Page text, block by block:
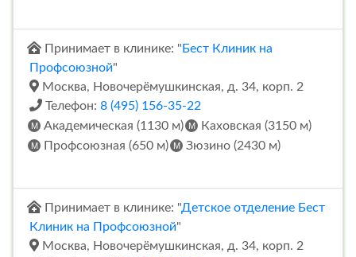
Принимает в клинике: " Бест Клиник на
Профсоюзной"
Москва, Новочерёмушкинская, д. 34, корп. 2
Телефон: 8 (495) 156-35-22
Академическая (1130 м)
Каховская (3150 м)
Профсоюзная (650 м)
Зюзино (2430 м)
Принимает в клинике: "Детское отделение Бест
Клиник на Профсоюзной"
Москва, Новочерёмушкинская, д. 34, корп. 2